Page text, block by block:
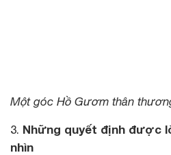
Một góc Hồ Gươm thân
3. Những quyết định được
nhìn